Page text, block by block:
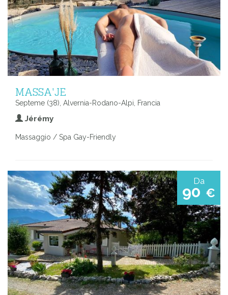
MASSA'JE
Septeme (38), Alvernia-Rodano-Alpi, Francia
Jérémy
Massaggio / Spa Gay-Friendly
Da
90 €